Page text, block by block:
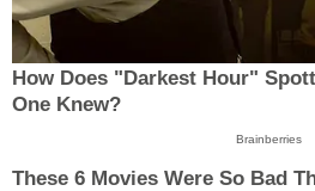
How Does "Darkest Hour"
One Knew?
Brainberries
These 6 Movies Were So Bad